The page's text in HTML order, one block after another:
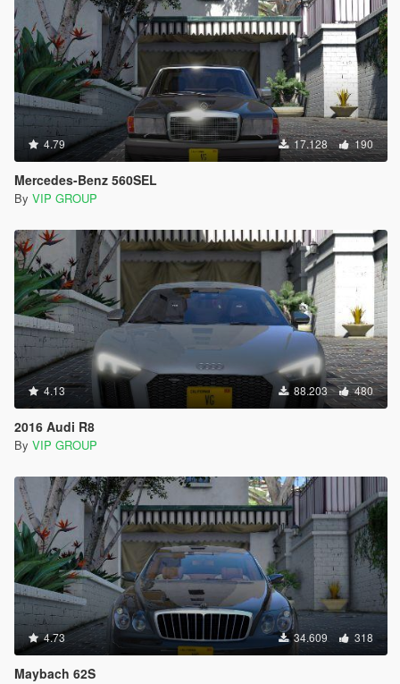
4.79 17.128 190
Mercedes-Benz 560SEL
By VIP GROUP
4.13 88.203 480
2016 Audi R8
By VIP GROUP
4.73 34.609 318
Maybach 62S